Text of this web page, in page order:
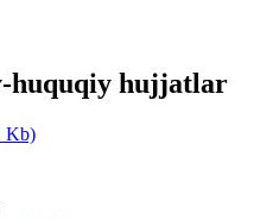
huquqiy hujjatlar
Kb)